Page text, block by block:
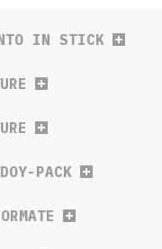
IN STICK
PACK